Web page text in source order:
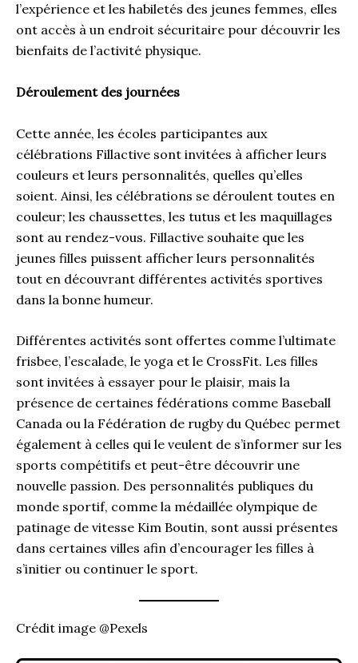
l’expérience et les habiletés des jeunes femmes, elles
ont accès à un endroit sécuritaire pour découvrir les
bienfaits de l’activité physique.
Déroulement des journées
Cette année, les écoles participantes aux
célébrations Fillactive sont invitées à afficher leurs
couleurs et leurs personnalités, quelles qu’elles
soient. Ainsi, les célébrations se déroulent toutes en
couleur; les chaussettes, les tutus et les maquillages
sont au rendez-vous. Fillactive souhaite que les
jeunes filles puissent afficher leurs personnalités
tout en découvrant différentes activités sportives
dans la bonne humeur.
Différentes activités sont offertes comme l’ultimate
frisbee, l’escalade, le yoga et le CrossFit. Les filles
sont invitées à essayer pour le plaisir, mais la
présence de certaines fédérations comme Baseball
Canada ou la Fédération de rugby du Québec permet
également à celles qui le veulent de s’informer sur les
sports compétitifs et peut-être découvrir une
nouvelle passion. Des personnalités publiques du
monde sportif, comme la médaillée olympique de
patinage de vitesse Kim Boutin, sont aussi présentes
dans certaines villes afin d’encourager les filles à
s’initier ou continuer le sport.
Crédit image @Pexels